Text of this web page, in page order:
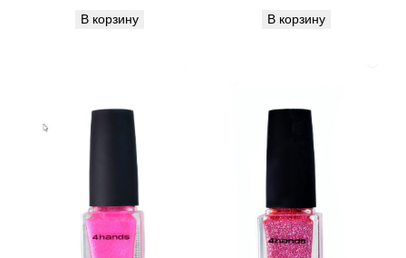
В корзину В корзину